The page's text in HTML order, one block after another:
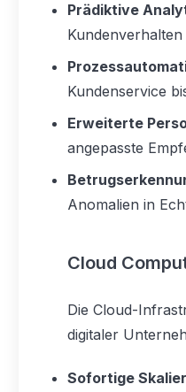
Prädiktive
Kundenservice
Erweiterte
angepasste
Anomalien in
Cloud
Die Cloud-
digitaler
Sofortige